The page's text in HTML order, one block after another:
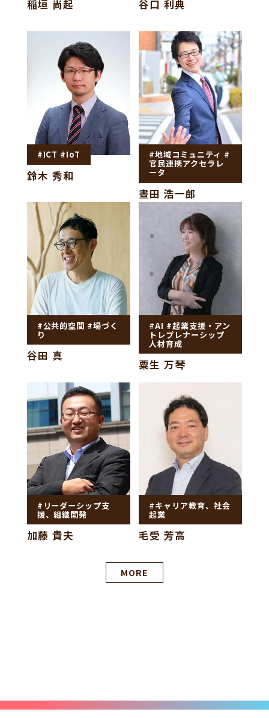
稲垣 尚起 谷口 利典
#ICT #IoT
鈴木 秀和
#地域コミュニティ #
官民連携アクセラレ
ータ
晝田 浩一郎
#公共的空間 #場づく
り
谷田 真
#AI #起業支援・アン
トレプレナーシップ
人材育成
粟生 万琴
#リーダーシップ支
援、組織開発
加藤 貴夫
#キャリア教育、社会
起業
毛受 芳高
MORE